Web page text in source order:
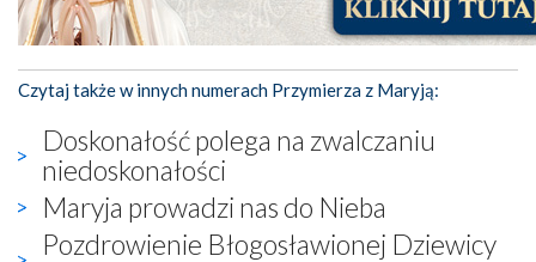
Czytaj także w innych numerach Przymierza z Maryją:
Doskonałość polega na zwalczaniu
niedoskonałości
Maryja prowadzi nas do Nieba
Pozdrowienie Błogosławionej Dziewicy